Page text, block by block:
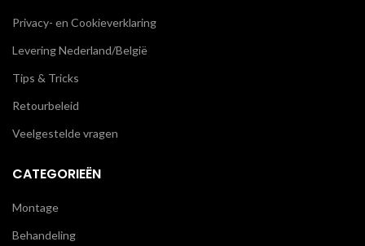
Privacy- en Cookieverklaring
Levering Nederland/België
Tips & Tricks
Retourbeleid
Veelgestelde vragen
CATEGORIEËN
Montage
Behandeling